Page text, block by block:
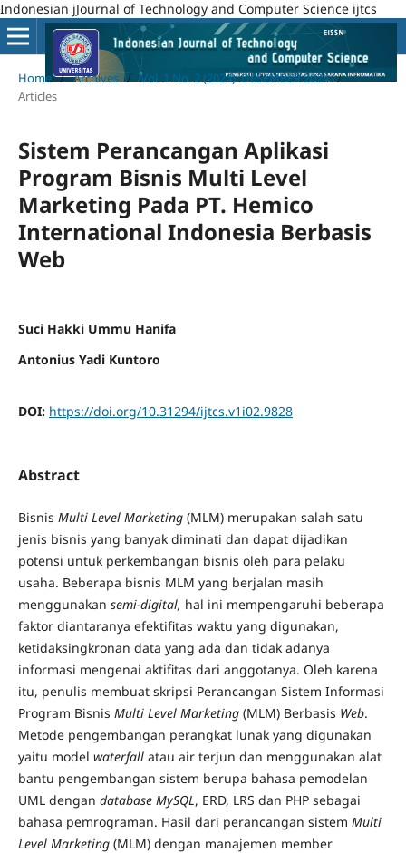
Indonesian jJournal of Technology and Computer Science ijtcs
Home / Archives / Vol. 1 No. 2 (2024): DESEMBER 2024 /
Articles
Sistem Perancangan Aplikasi
Program Bisnis Multi Level
Marketing Pada PT. Hemico
International Indonesia Berbasis
Web
Suci Hakki Ummu Hanifa
Antonius Yadi Kuntoro
DOI: https://doi.org/10.31294/ijtcs.v1i02.9828
Abstract
Bisnis Multi Level Marketing(MLM) merupakan salah satu
jenis bisnis yang banyak diminati dan dapat dijadikan
potensi untuk perkembangan bisnis oleh para pelaku
usaha. Beberapa bisnis MLM yang berjalan masih
menggunakan semi-digital, hal ini mempengaruhi beberapa
faktor diantaranya efektifitas waktu yang digunakan,
ketidaksingkronan data yang ada dan tidak adanya
informasi mengenai aktifitas dari anggotanya. Oleh karena
itu, penulis membuat skripsi Perancangan Sistem Informasi
Program Bisnis Multi Level Marketing(MLM) Berbasis Web.
Metode pengembangan perangkat lunak yang digunakan
yaitu model waterfallatau air terjun dan menggunakan alat
bantu pengembangan sistem berupa bahasa pemodelan
UML dengan database MySQL, ERD, LRS dan PHP sebagai
bahasa pemrograman. Hasil dari perancangan sistem Multi
Level Marketing(MLM) dengan manajemen member